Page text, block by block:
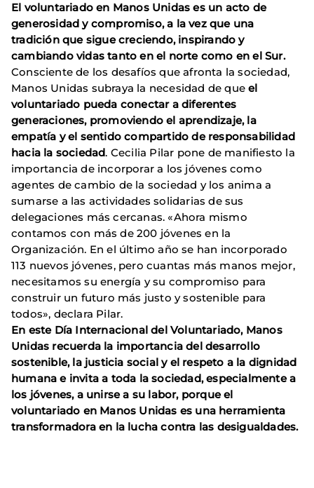
El voluntariado en Manos Unidas es un acto de
generosidad y compromiso, a la vez que una
tradición que sigue creciendo, inspirando y
cambiando vidas tanto en el norte como en el Sur.
Consciente de los desafíos que afronta la sociedad,
Manos Unidas subraya la necesidad de queel
voluntariado pueda conectar a diferentes
generaciones, promoviendo el aprendizaje, la
empatía y el sentido compartido de responsabilidad
hacia la sociedad. Cecilia Pilar pone de manifiesto la
importancia de incorporar a los jóvenes como
agentes de cambio de la sociedad y los anima a
sumarse a las actividades solidarias de sus
delegaciones más cercanas. «Ahora mismo
contamos con más de 200 jóvenes en la
Organización. En el último año se han incorporado
113 nuevos jóvenes, pero cuantas más manos mejor,
necesitamos su energía y su compromiso para
construir un futuro más justo y sostenible para
todos», declara Pilar.
En este Día Internacional del Voluntariado, Manos
Unidas recuerda la importancia del desarrollo
sostenible, la justicia social y el respeto a la dignidad
humana e invita a toda la sociedad, especialmente a
los jóvenes, a unirse a su labor, porque el
voluntariado en Manos Unidas es una herramienta
transformadora en la lucha contra las desigualdades.